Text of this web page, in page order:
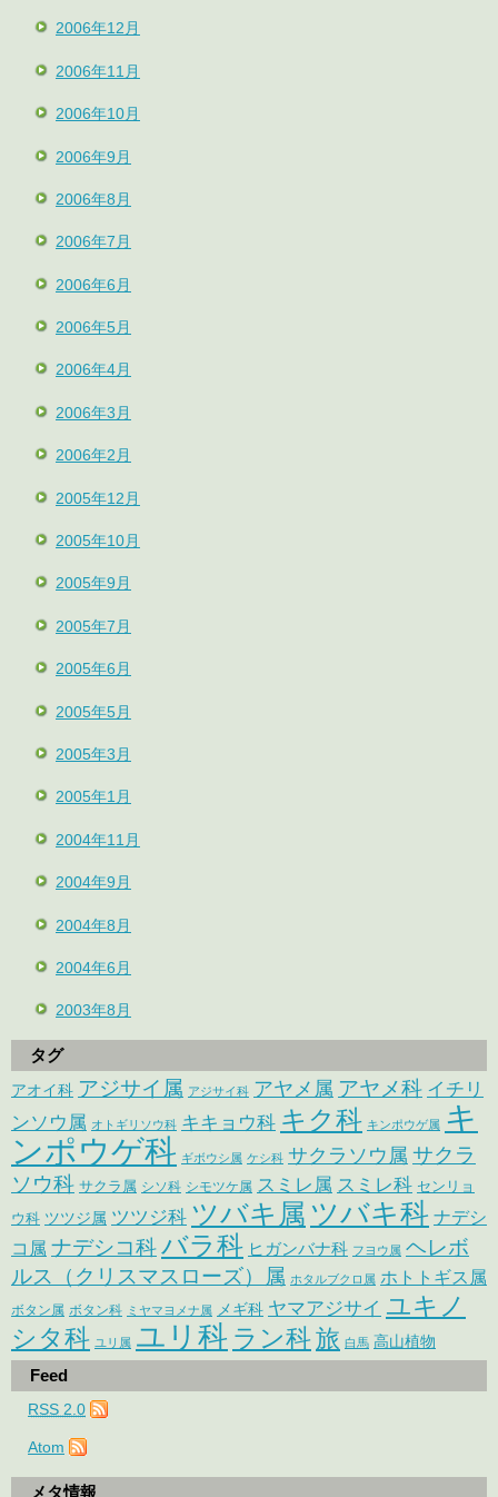
2006年12月
2006年11月
2006年10月
2006年9月
2006年8月
2006年7月
2006年6月
2006年5月
2006年4月
2006年3月
2006年2月
2005年12月
2005年10月
2005年9月
2005年7月
2005年6月
2005年5月
2005年3月
2005年1月
2004年11月
2004年9月
2004年8月
2004年6月
2003年8月
タグ
アオイ科 アジサイ属 アジサイ科 アヤメ属 アヤメ科 イチリ
ンソウ属 オトギリソウ科 キキョウ科 キク科 キンポウゲ属 キ
ンポウゲ科 ギボウシ属 ケシ科 サクラソウ属 サクラ
ソウ科 サクラ属 シソ科 シモツケ属 スミレ属 スミレ科 センリョ
ウ科 ツツジ属 ツツジ科 ツバキ属 ツバキ科 ナデシ
コ属 ナデシコ科バラ科 ヒガンバナ科 フヨウ属 ヘレボ
ルス（クリスマスローズ）属 ホタルブクロ属 ホトトギス属
ボタン属 ボタン科 ミヤマヨメナ属 メギ科 ヤマアジサイ ユキノ
シタ科 ユリ属 ユリ科 ラン科旅 白馬 高山植物
Feed
RSS 2.0
Atom
メタ情報